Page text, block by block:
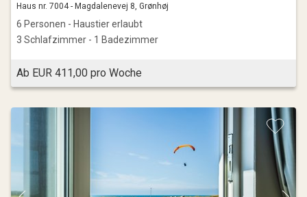
Haus nr. 7004 - Magdalenevej 8, Grønhøj
6 Personen - Haustier erlaubt
3 Schlafzimmer - 1 Badezimmer
Ab EUR 411,00 pro Woche